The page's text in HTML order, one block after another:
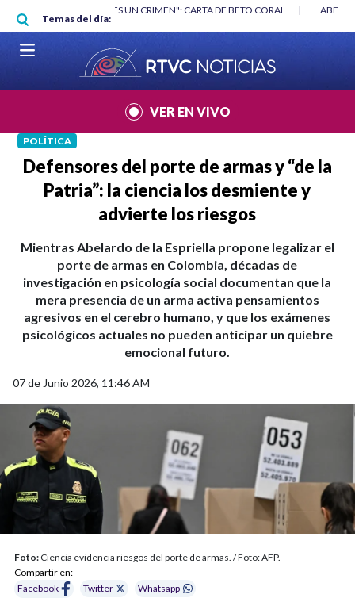
Pasar al contenido principal
Temas del día:
"HABLAR NO ES UN CRIMEN": CARTA DE BETO CORAL |
VER EN VIVO
POLÍTICA
Defensores del porte de armas y “de la
Patria”: la ciencia los desmiente y
advierte los riesgos
Mientras Abelardo de la Espriella propone legalizar el
porte de armas en Colombia, décadas de
investigación en psicología social documentan que la
mera presencia de un arma activa pensamientos
agresivos en el cerebro humano, y que los exámenes
psicológicos actuales no pueden anticipar un quiebre
emocional futuro.
07 de Junio 2026, 11:46 AM
Foto: Ciencia evidencia riesgos del porte de armas. / Foto: AFP.
Compartir en:
Facebook
Twitter Whatsapp